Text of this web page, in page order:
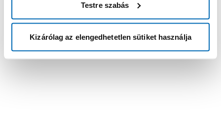
Testre szabás
Kizárólag az elengedhetetlen sütiket használja